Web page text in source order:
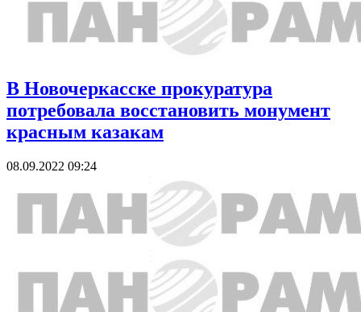
В Новочеркасске прокуратура
потребовала восстановить монумент
красным казакам
08.09.2022 09:24